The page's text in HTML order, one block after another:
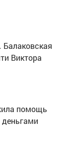
Балаковская
Виктора
помощь
деньгами